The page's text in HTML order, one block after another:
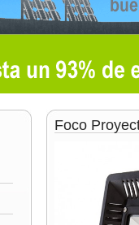
Foco